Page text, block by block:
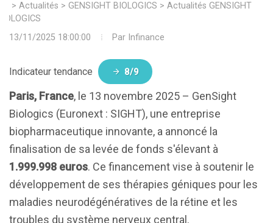
> Actualités > GENSIGHT BIOLOGICS > Actualités GENSIGHT
13/11/2025 18:00:00
Par Infinance
Indicateur tendance 8/9
Paris, France, le 13 novembre 2025 – GenSight
Biologics (Euronext : SIGHT), une entreprise
biopharmaceutique innovante, a annoncé la
finalisation de sa levée de fonds s'élevant à
1.999.998 euros. Ce financement vise à soutenir le
développement de ses thérapies géniques pour les
maladies neurodégénératives de la rétine et les
troubles du système nerveux central.